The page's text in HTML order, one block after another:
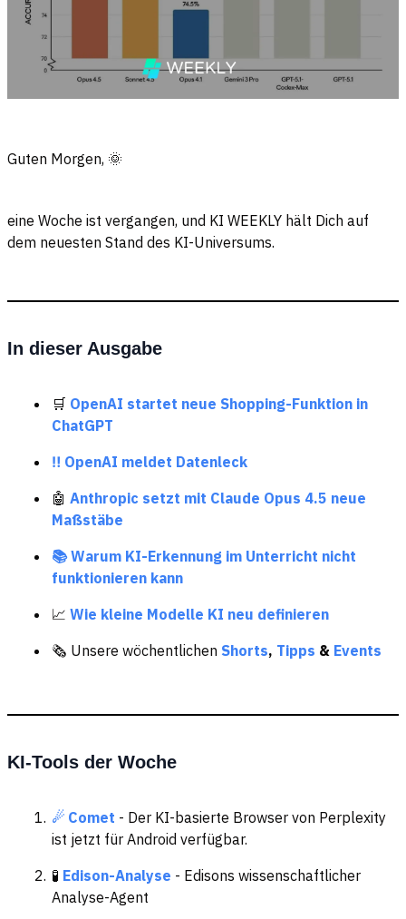
Guten Morgen, 🌞
eine Woche ist vergangen, und KI WEEKLY hält Dich auf
dem neuesten Stand des KI-Universums.
In dieser Ausgabe
🛒 OpenAI startet neue Shopping-Funktion in
ChatGPT
‼️ OpenAI meldet Datenleck
🤖 Anthropic setzt mit Claude Opus 4.5 neue
Maßstäbe
📚 Warum KI-Erkennung im Unterricht nicht
funktionieren kann
📈Wie kleine Modelle KI neu definieren
🗞️ Unsere wöchentlichen Shorts, Tipps & Events
KI-Tools der Woche
☄ Comet - Der KI-basierte Browser von Perplexity
ist jetzt für Android verfügbar.
🧪 Edison-Analyse - Edisons wissenschaftlicher
Analyse-Agent